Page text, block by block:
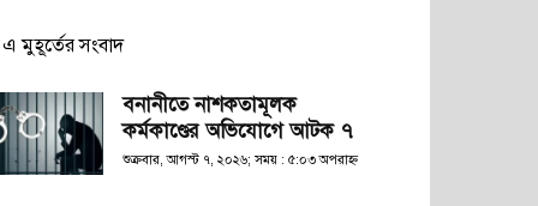
এ মুহূর্তের সংবাদ
বনানীতে নাশকতামূলক
কর্মকাণ্ডের অভিযোগে আটক ৭
শুক্রবার, আগস্ট ৭, ২০২৬; সময় : ৫:০৩ অপরাহ্ণ